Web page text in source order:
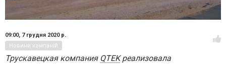
09:00, 7 грудня 2020 р.
Новини компаній
Трускавецкая компания QTEKреализовала